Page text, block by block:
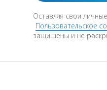
Оставляя свои
Пользовательское
защищены и не